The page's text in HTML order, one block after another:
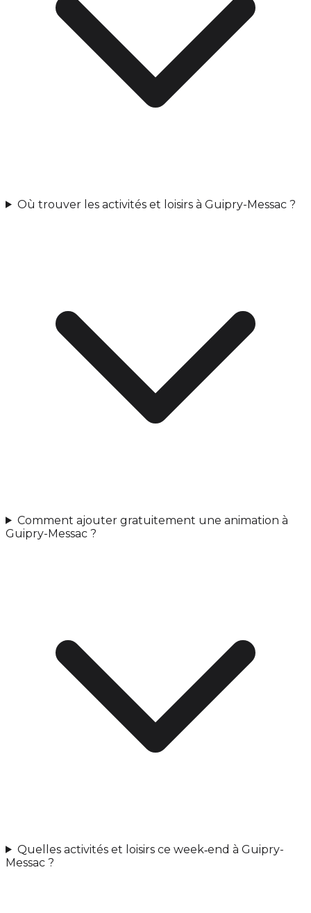
Où trouver les activités et loisirs à Guipry-Messac ?
Comment ajouter gratuitement une animation à
Guipry-Messac ?
Quelles activités et loisirs ce week‑end à Guipry-
Messac ?